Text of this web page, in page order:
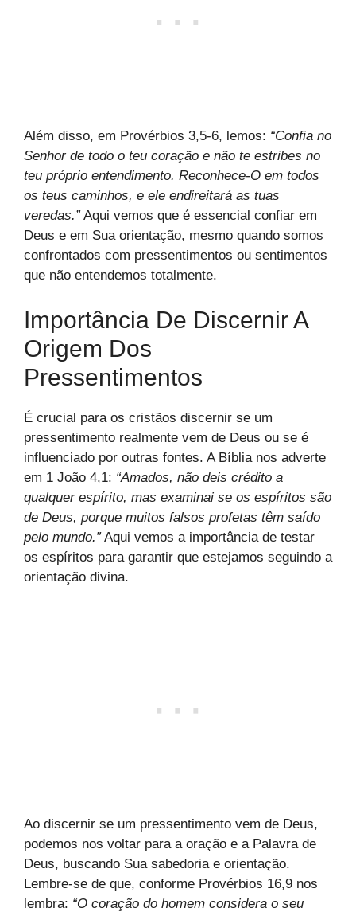
Além disso, em Provérbios 3,5-6, lemos: “Confia no
Senhor de todo o teu coração e não te estribes no
teu próprio entendimento. Reconhece-O em todos
os teus caminhos, e ele endireitará as tuas
veredas.”Aqui vemos que é essencial confiar em
Deus e em Sua orientação, mesmo quando somos
confrontados com pressentimentos ou sentimentos
que não entendemos totalmente.
Importância De Discernir A
Origem Dos
Pressentimentos
É crucial para os cristãos discernir se um
pressentimento realmente vem de Deus ou se é
influenciado por outras fontes. A Bíblia nos adverte
em 1 João 4,1: “Amados, não deis crédito a
qualquer espírito, mas examinai se os espíritos são
de Deus, porque muitos falsos profetas têm saído
pelo mundo.”Aqui vemos a importância de testar
os espíritos para garantir que estejamos seguindo a
orientação divina.
Ao discernir se um pressentimento vem de Deus,
podemos nos voltar para a oração e a Palavra de
Deus, buscando Sua sabedoria e orientação.
Lembre-se de que, conforme Provérbios 16,9 nos
lembra: “O coração do homem considera o seu